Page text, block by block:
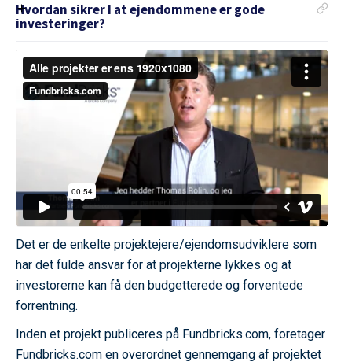
Hvordan sikrer I at ejendommene er gode
investeringer?
Det er de enkelte projektejere/ejendomsudviklere som
har det fulde ansvar for at projekterne lykkes og at
investorerne kan få den budgetterede og forventede
forrentning.
Inden et projekt publiceres på Fundbricks.com, foretager
Fundbricks.com en overordnet gennemgang af projektet